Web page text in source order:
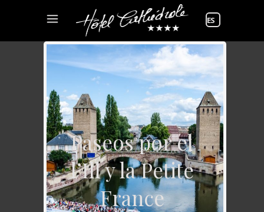
Elegir
idioma
Paseos por el
l’Ill y la Petite
France